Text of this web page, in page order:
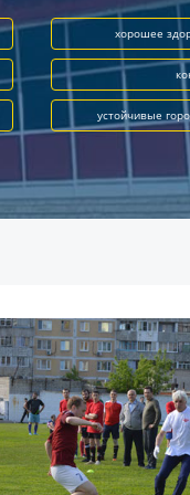
хорошее
устойчивые